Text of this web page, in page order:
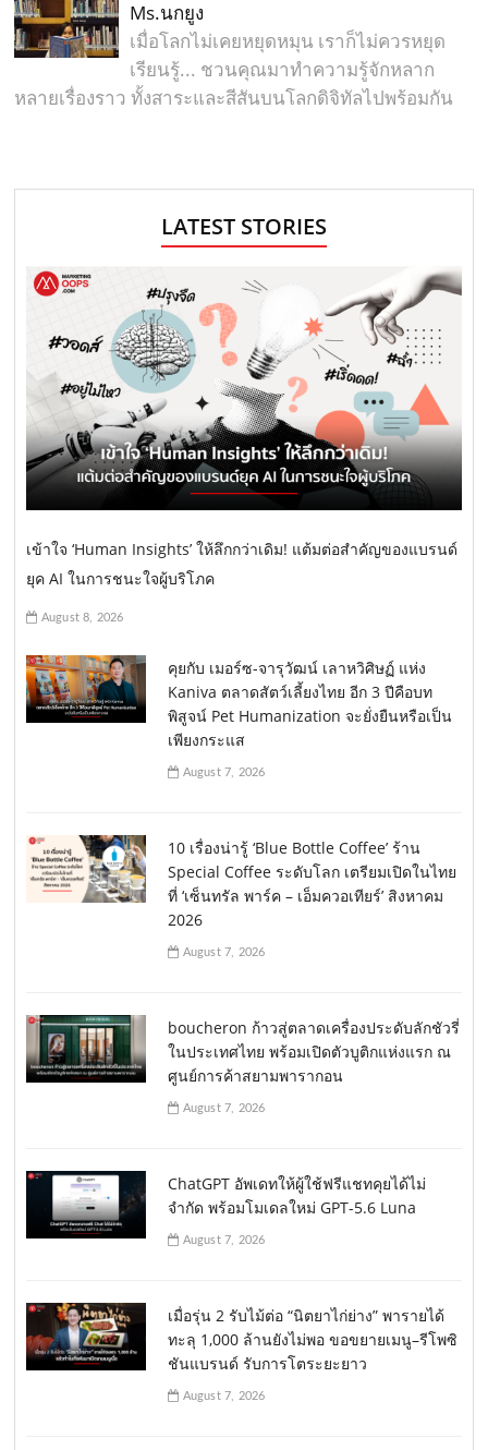
Ms.นกยูง
เมื่อโลกไม่เคยหยุดหมุน เราก็ไม่ควรหยุด
เรียนรู้... ชวนคุณมาทำความรู้จักหลาก
หลายเรื่องราว ทั้งสาระและสีสันบนโลกดิจิทัลไปพร้อมกัน
LATEST STORIES
เข้าใจ ‘Human Insights’ ให้ลึกกว่าเดิม! แต้มต่อสำคัญของแบรนด์
ยุค AI ในการชนะใจผู้บริโภค
August 8, 2026
คุยกับ เมอร์ซ-จารุวัฒน์ เลาหวิศิษฏ์ แห่ง
Kaniva ตลาดสัตว์เลี้ยงไทย อีก 3 ปีคือบท
พิสูจน์ Pet Humanization จะยั่งยืนหรือเป็น
เพียงกระแส
August 7, 2026
10 เรื่องน่ารู้ ‘Blue Bottle Coffee’ ร้าน
Special Coffee ระดับโลก เตรียมเปิดในไทย
ที่ ‘เซ็นทรัล พาร์ค – เอ็มควอเทียร์’ สิงหาคม
2026
August 7, 2026
boucheron ก้าวสู่ตลาดเครื่องประดับลักชัวรี่
ในประเทศไทย พร้อมเปิดตัวบูติกแห่งแรก ณ
ศูนย์การค้าสยามพารากอน
August 7, 2026
ChatGPT อัพเดทให้ผู้ใช้ฟรีแชทคุยได้ไม่
จำกัด พร้อมโมเดลใหม่ GPT-5.6 Luna
August 7, 2026
เมื่อรุ่น 2 รับไม้ต่อ “นิตยาไก่ย่าง” พารายได้
ทะลุ 1,000 ล้านยังไม่พอ ขอขยายเมนู–รีโพซิ
ชันแบรนด์ รับการโตระยะยาว
August 7, 2026